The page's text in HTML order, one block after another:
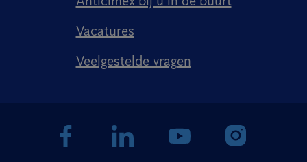
Vacatures
Veelgestelde vragen